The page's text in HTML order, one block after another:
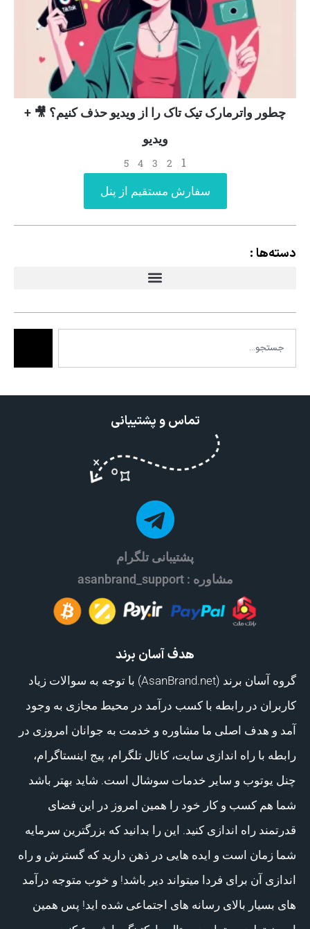
چطور واترمارک تیک تاک را از ویدیو حذف کنیم؟ 🎥 +
ویدیو
1
2
3
4
5
سفارش مستقیم از پنل
دسته‌ها :
تماس و پشتیبانی
پشتیبانی تلگرام
مشاوره : asanbrand_support
هدف آسان برند
گروه آسان برند (AsanBrand.net) با توجه به سوالات زیاد
کاربران در رابطه با کسب درآمد در محیط مجازی به وجود
آمد و هدف اصلی ما مشاوره و خدمت به جوانان امروزی در
رابطه با راه اندازی سایت، کانال تلگرام، پیج اینستاگرام،
چنل یوتوب و سایر خدمات سوشال است. شاید بهتر باشد
شما هم کسب و کار خود را همین امروز در این فضای
قدرتمند راه اندازی کنید. این را بدانید که بزرگترین سرمایه
شما زمان است و ایده هایی در ذهن دارید که گسترش و راه
اندازی آن برای فردا میتواند دیر باشد! و خوب متوجه درآمد
های بسیار بالای رسانه های اجتماعی شده اید! پس همین